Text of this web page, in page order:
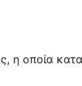
η οποία